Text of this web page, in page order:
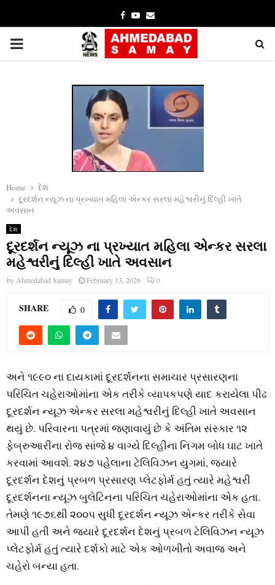
Facebook
YoutubeEmail
PRIMARY
Home
દેશ
દૂરદર્શન ન્‍યૂઝ ના પ્રખ્યાત મહિલા એન્‍કર સરલા મહેશ્વરીનું દિલ્‍હી ખાતે
અવસાન
દેશ
દૂરદર્શન ન્‍યૂઝ ના પ્રખ્યાત મહિલા એન્‍કર સરલા
મહેશ્વરીનું દિલ્‍હી ખાતે અવસાન
by Ahmedabad Samay February 13, 2026 0
SHARE 0
અને ૧૯૯૦ ના દાયકામાં દૂરદર્શનના સમાચાર પ્રસારણના
પરિચિત ચહેરાઓમાંના એક તરીકે વ્‍યાપકપણે યાદ કરાયેલા પીઢ
દૂરદર્શન ન્‍યૂઝ એન્‍કર સરલા મહેશ્વરીનું દિલ્‍હી ખાતે અવસાન
થયું છે. પરિવારના પત્રમાં જણાવાયું છે કે અંતિમ સંસ્‍કાર ૧૨
ફેબ્રુઆરીના રોજ સાંજે ૪ વાગ્‍યે દિલ્‍હીના નિગમ બોધ ઘાટ ખાતે
કરવામાં આવશે. ૨૪૭ પહેલાના ટેલિવિઝન યુગમાં, જ્‍યારે
દૂરદર્શન દેશનું પ્રબળ પ્રસારણ પ્‍લેટફોર્મ હતું ત્‍યારે મહેશ્વરી
દૂરદર્શનના ન્‍યૂઝ બુલેટિનના પરિચિત ચહેરાઓમાંના એક હતા.
તેમણે ૧૯૭૬થી ૨૦૦૫ સુધી દૂરદર્શન ન્‍યૂઝ એન્‍કર તરીકે સેવા
આપી હતી અને જ્‍યારે દૂરદર્શન દેશનું પ્રબળ ટેલિવિઝન ન્‍યૂઝ
પ્‍લેટફોર્મ હતું ત્‍યારે દર્શકો માટે એક ઓળખીતો અવાજ અને
ચહેરો બન્‍યા હતા.